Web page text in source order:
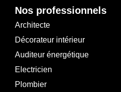
Nos professionnels
Architecte
Décorateur intérieur
Auditeur énergétique
Electricien
Plombier